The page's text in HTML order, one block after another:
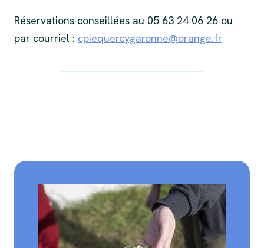
Réservations conseillées au 05 63 24 06 26 ou
par courriel : cpiequercygaronne@orange.fr